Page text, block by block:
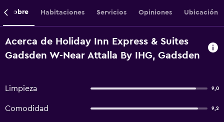
Sobre Habitaciones Servicios Opiniones Ubicación
Acerca de Holiday Inn Express & Suites
Gadsden W-Near Attalla By IHG, Gadsden
Limpieza 9,0
Comodidad 9,2